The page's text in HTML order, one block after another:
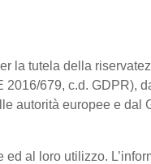
la tutela della
2016/679, c.d. GDPR),
autorità europee e dal
al loro utilizzo.